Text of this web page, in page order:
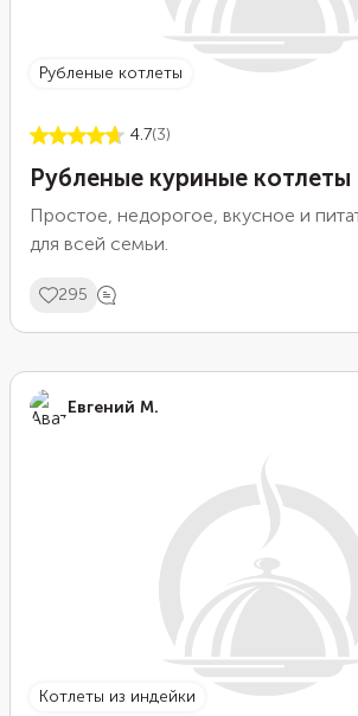
рубленые котлеты
4.7(3)
Рубленые куриные котлеты
Простое, недорогое, вкусное и
для всей семьи.
295
Евгений М.
котлеты из индейки